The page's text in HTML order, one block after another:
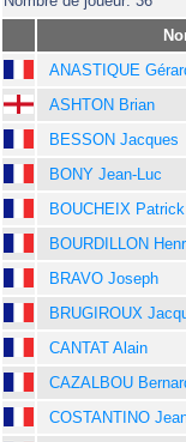
ANASTIQUE
ASHTON Brian
BESSON Jacques
BONY Jean-Luc
BOUCHEIX Patrick
BOURDILLON
BRAVO Joseph
BRUGIROUX
CANTAT Alain
CAZALBOU
COSTANTINO